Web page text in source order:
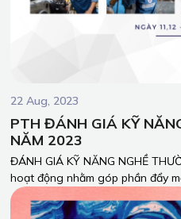
22 Aug, 2023
PTH ĐÁNH GIÁ KỸ
NĂM 2023
ĐÁNH GIÁ KỸ NĂNG NGHỀ
hoạt động nhằm góp phần đẩy
luyện kỹ năng nghề nghiệp,
phẩm, dịch vụ của Công ty